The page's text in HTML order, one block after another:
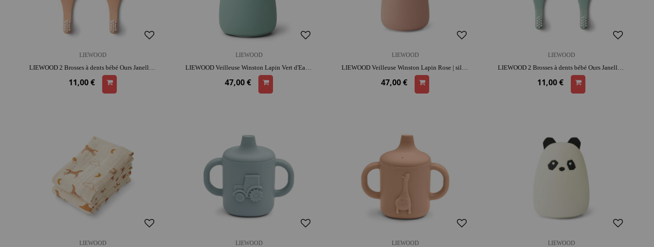
LIEWOOD
11,00 €
LIEWOOD
47,00 €
LIEWOOD
47,00 €
LIEWOOD
11,00 €
LIEWOOD LIEWOOD LIEWOOD LIEWOOD